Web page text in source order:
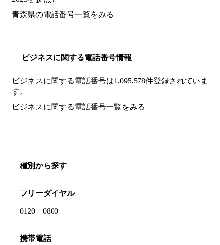
青森県の電話番号一覧をみる
ビジネスに関する電話番号情報
ビジネスに関する電話番号は1,095,578件登録されていま
す。
ビジネスに関する電話番号一覧をみる
種別から探す
フリーダイヤル
0120 0800
携帯電話